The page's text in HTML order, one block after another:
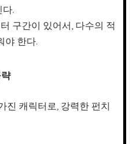
.
구간이 있어서, 다수의 적
야 한다.
진 캐릭터로, 강력한 펀치